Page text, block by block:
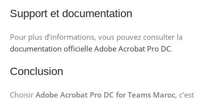
Support et documentation
Pour plus d’informations, vous pouvez consulter la
documentation officielle Adobe Acrobat Pro DC.
Conclusion
Choisir Adobe Acrobat Pro DC for Teams Maroc, c’est